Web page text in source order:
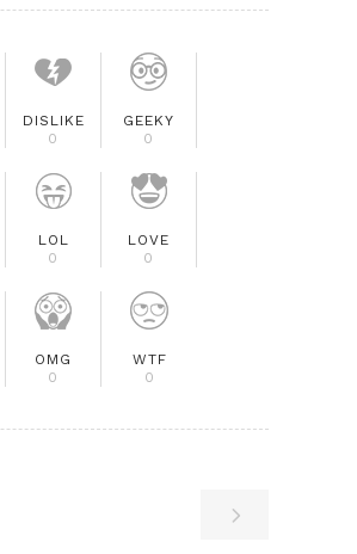
DISLIKE
0
GEEKY
0
LOL
0
LOVE
0
OMG
0
WTF
0